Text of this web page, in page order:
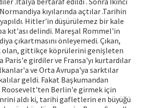
kıyılarında açtılar .Tarihin
Hitler'in düşürülemez bir kale
kıt'ası delindi. Mareşal Rommel'in
çıkartmasını önleyemedi. Çıkan,
olan, gittikçe köprülerini genişleten
girdiler ve Fransa'yı kurtardılar
ve Orta Avrupa'ya sarktılar
geldi. Fakat Başkumandan
Roosevelt'ten Berlin'e girmek için
aldı ki, tarihi gafletlerin en büyüğü